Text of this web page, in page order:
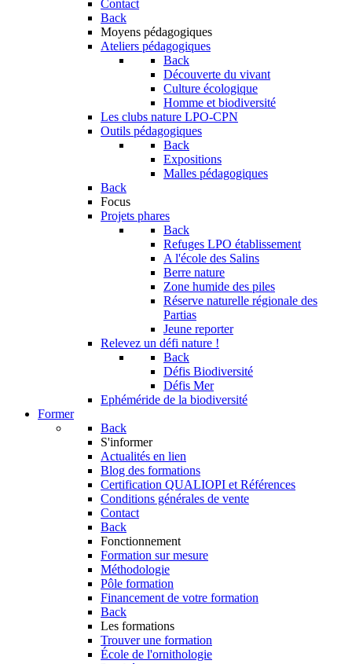
Contact
Back
Moyens pédagogiques
Ateliers pédagogiques
Back
Découverte du vivant
Culture écologique
Homme et biodiversité
Les clubs nature LPO-CPN
Outils pédagogiques
Back
Expositions
Malles pédagogiques
Back
Focus
Projets phares
Back
Refuges LPO établissement
A l'école des Salins
Berre nature
Zone humide des piles
Réserve naturelle régionale des
Partias
Jeune reporter
Relevez un défi nature !
Back
Défis Biodiversité
Défis Mer
Ephéméride de la biodiversité
Former
Back
S'informer
Actualités en lien
Blog des formations
Certification QUALIOPI et Références
Conditions générales de vente
Contact
Back
Fonctionnement
Formation sur mesure
Méthodologie
Pôle formation
Financement de votre formation
Back
Les formations
Trouver une formation
École de l'ornithologie